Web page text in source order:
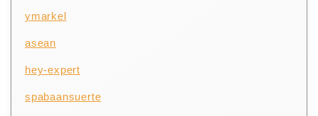
ymarkel
asean
hey-expert
spabaansuerte